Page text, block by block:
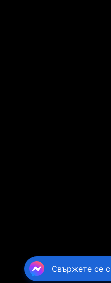
Свържете се